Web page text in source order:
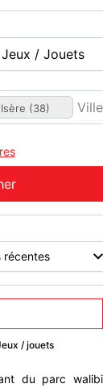
Isère (38)
/ jouets
du parc walibi